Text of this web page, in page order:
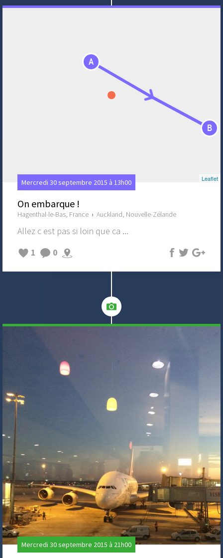
A
B
Leaflet
Mercredi 30 septembre 2015 à 13h00
On embarque !
Hagenthal-le-Bas, France › Auckland, Nouvelle-Zélande
Allez c est pas si loin que ca ...
1
0
Mercredi 30 septembre 2015 à 21h00